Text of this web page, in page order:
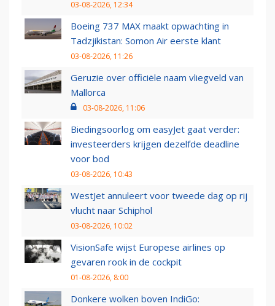
03-08-2026, 12:34
Boeing 737 MAX maakt opwachting in
Tadzjikistan: Somon Air eerste klant
03-08-2026, 11:26
Geruzie over officiële naam vliegveld van
Mallorca
03-08-2026, 11:06
Biedingsoorlog om easyJet gaat verder:
investeerders krijgen dezelfde deadline
voor bod
03-08-2026, 10:43
WestJet annuleert voor tweede dag op rij
vlucht naar Schiphol
03-08-2026, 10:02
VisionSafe wijst Europese airlines op
gevaren rook in de cockpit
01-08-2026, 8:00
Donkere wolken boven IndiGo: